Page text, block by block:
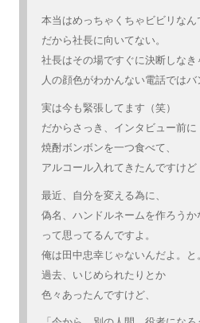
本当はめっちゃくちゃビビリなん
だから社長に向いてない。
社長はその場ですぐに決断しなき
人の顔色がわかんない電話ではバ
実は今も緊張してます（笑）
だからさっき、インタビュー前に
焼酎ボンボンを一つ食べて、
アルコール入れてきたんですけど
最近、自分を変える為に、
偽名、ハンドルネームを作ろうか
って思ってるんですよ。
俺は田中忠幸じゃないんだよ。と。
過去、いじめられたりとか
色々あったんですけど、